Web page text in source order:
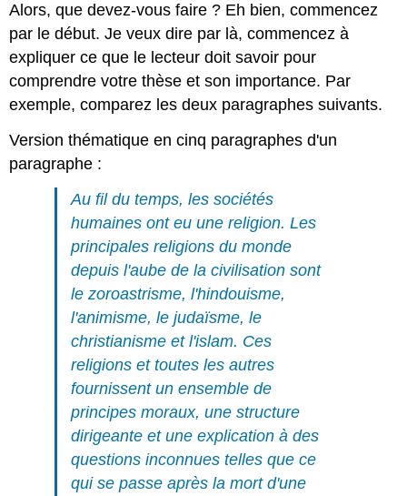
Alors, que devez-vous faire ? Eh bien, commencez
par le début. Je veux dire par là, commencez à
expliquer ce que le lecteur doit savoir pour
comprendre votre thèse et son importance. Par
exemple, comparez les deux paragraphes suivants.
Version thématique en cinq paragraphes d'un
paragraphe :
Au fil du temps, les sociétés
humaines ont eu une religion. Les
principales religions du monde
depuis l'aube de la civilisation sont
le zoroastrisme, l'hindouisme,
l'animisme, le judaïsme, le
christianisme et l'islam. Ces
religions et toutes les autres
fournissent un ensemble de
principes moraux, une structure
dirigeante et une explication à des
questions inconnues telles que ce
qui se passe après la mort d'une